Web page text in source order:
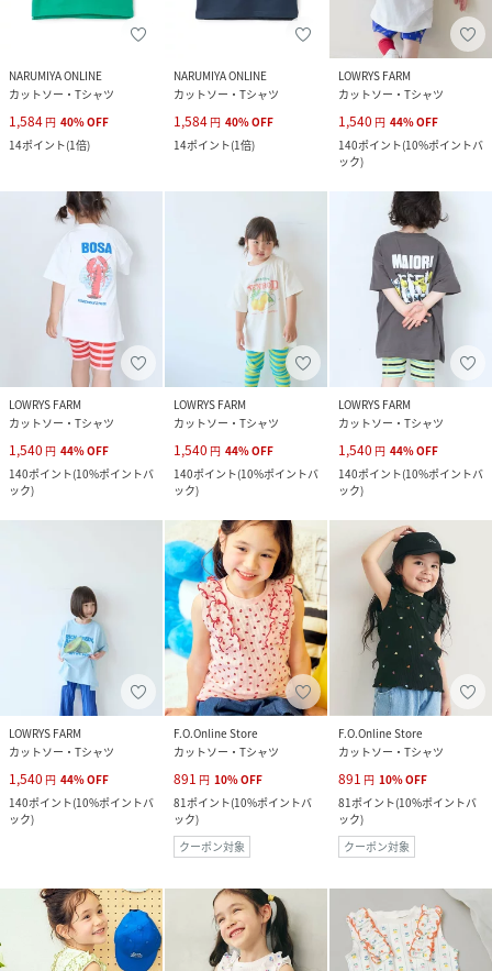
NARUMIYA ONLINE
カットソー・Tシャツ
1,584 円 40%OFF
14ポイント(1倍)
NARUMIYA ONLINE
カットソー・Tシャツ
1,584 円 40%OFF
14ポイント(1倍)
LOWRYS FARM
カットソー・Tシャツ
1,540 円 44%OFF
140ポイント(10%ポイントバ
ック)
LOWRYS FARM
カットソー・Tシャツ
1,540 円 44%OFF
140ポイント(10%ポイントバ
ック)
LOWRYS FARM
カットソー・Tシャツ
1,540 円 44%OFF
140ポイント(10%ポイントバ
ック)
LOWRYS FARM
カットソー・Tシャツ
1,540 円 44%OFF
140ポイント(10%ポイントバ
ック)
LOWRYS FARM
カットソー・Tシャツ
1,540 円 44%OFF
140ポイント(10%ポイントバ
ック)
F.O.Online Store
カットソー・Tシャツ
891 円 10%OFF
81ポイント(10%ポイントバ
ック)
クーポン対象
F.O.Online Store
カットソー・Tシャツ
891 円 10%OFF
81ポイント(10%ポイントバ
ック)
クーポン対象